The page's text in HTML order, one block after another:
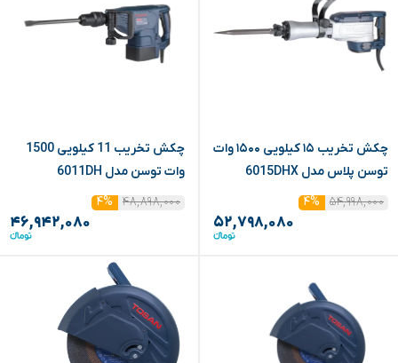
چکش تخریب ۱۵ کیلویی ۱۵۰۰ وات
توسن پلاس مدل 6015DHX
۵۴,۹۹۸,۰۰۰
۴%
۵۲,۷۹۸,۰۸۰
چکش تخریب 11 کیلویی 1500
وات توسن مدل 6011DH
۴۸,۸۹۸,۰۰۰
۴%
۴۶,۹۴۲,۰۸۰